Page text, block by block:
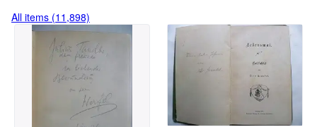
All items (11,898)